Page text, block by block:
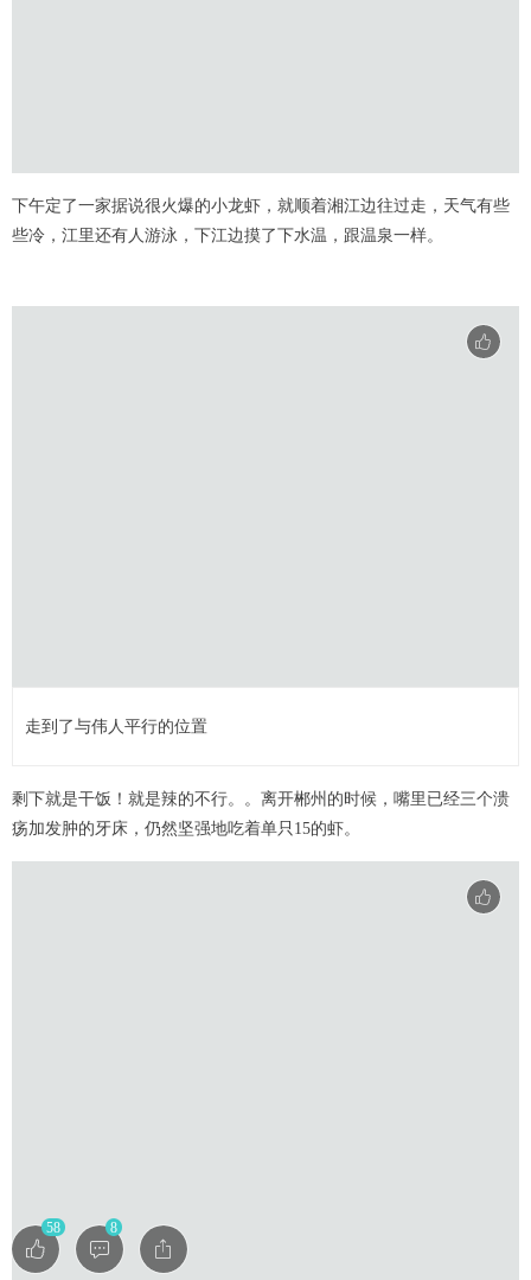
下午定了一家据说很火爆的小龙虾，就顺着湘江边往过走，天气有些
些冷，江里还有人游泳，下江边摸了下水温，跟温泉一样。
走到了与伟人平行的位置
剩下就是干饭！就是辣的不行。。离开郴州的时候，嘴里已经三个溃
疡加发肿的牙床，仍然坚强地吃着单只15的虾。
58 8